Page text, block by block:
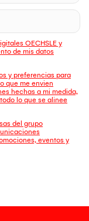
OECHSLE y
de mis datos
y preferencias para
que me envien
hechas a mi medida,
lo que se alinee
del grupo
eventos y